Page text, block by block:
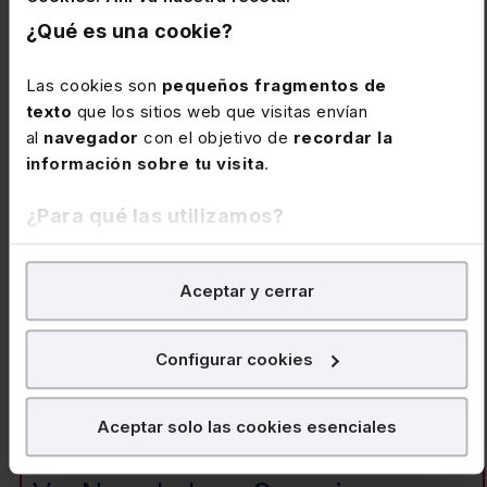
¿Qué es una cookie?
Las cookies son pequeños fragmentos de
texto que los sitios web que visitas envían
al navegador con el objetivo de recordar la
información sobre tu visita.
¿Para qué las utilizamos?
En Lefebvre utilizamos las cookies confines
para tratar demejorar tu experiencia
nuestra página web. También con fines publicitarios,
¿Qué puedes hacer?
Puedesaceptarlas cookies para que tu experiencia
Aceptar y cerrar
Configurar cookies
Aceptar solo las cookies esenciales
La suscripción al Memento Social
– El servicio “Extras Mementos
con el que puedes consultar en
cualquier momento si un número
marginal del Memento ha sido
modificado.
– Un servicio dealerta vía e-
mailcon las novedades que se
vayan produciendo cada semana.